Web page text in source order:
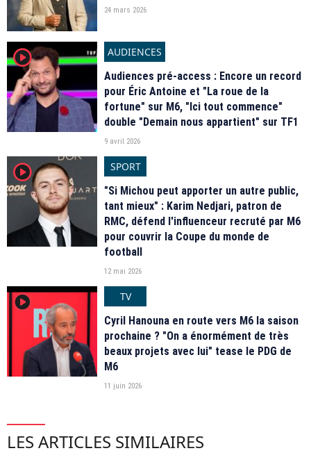
24 mars 2026
player2
AUDIENCES
Audiences pré-access : Encore un record
pour Éric Antoine et "La roue de la
fortune" sur M6, "Ici tout commence"
double "Demain nous appartient" sur TF1
9 avril 2026
player2
SPORT
"Si Michou peut apporter un autre public,
tant mieux" : Karim Nedjari, patron de
RMC, défend l'influenceur recruté par M6
pour couvrir la Coupe du monde de
football
12 mai 2026
player2
TV
Cyril Hanouna en route vers M6 la saison
prochaine ? "On a énormément de très
beaux projets avec lui" tease le PDG de
M6
11 juin 2026
LES ARTICLES SIMILAIRES